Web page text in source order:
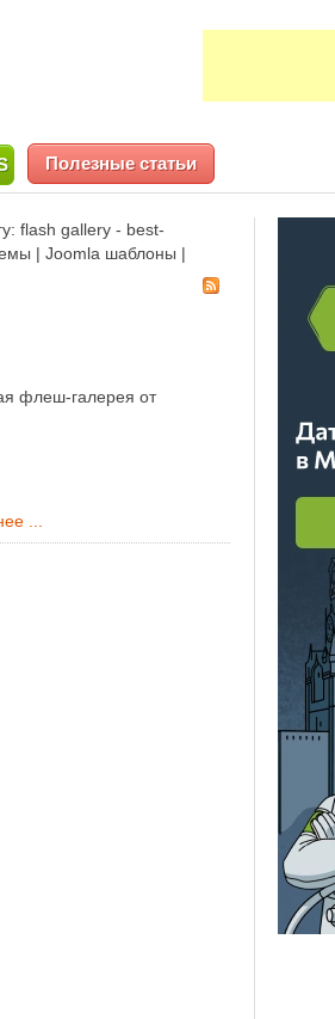
Полезные статьи
flash gallery - best-
| Joomla шаблоны |
флеш-галерея от
...